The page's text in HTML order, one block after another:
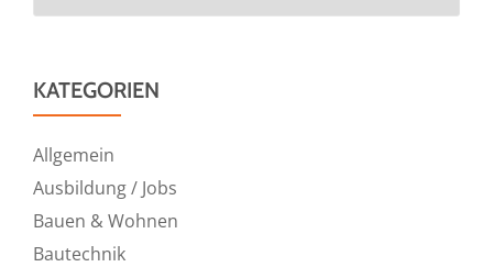
KATEGORIEN
Allgemein
Ausbildung / Jobs
Bauen & Wohnen
Bautechnik